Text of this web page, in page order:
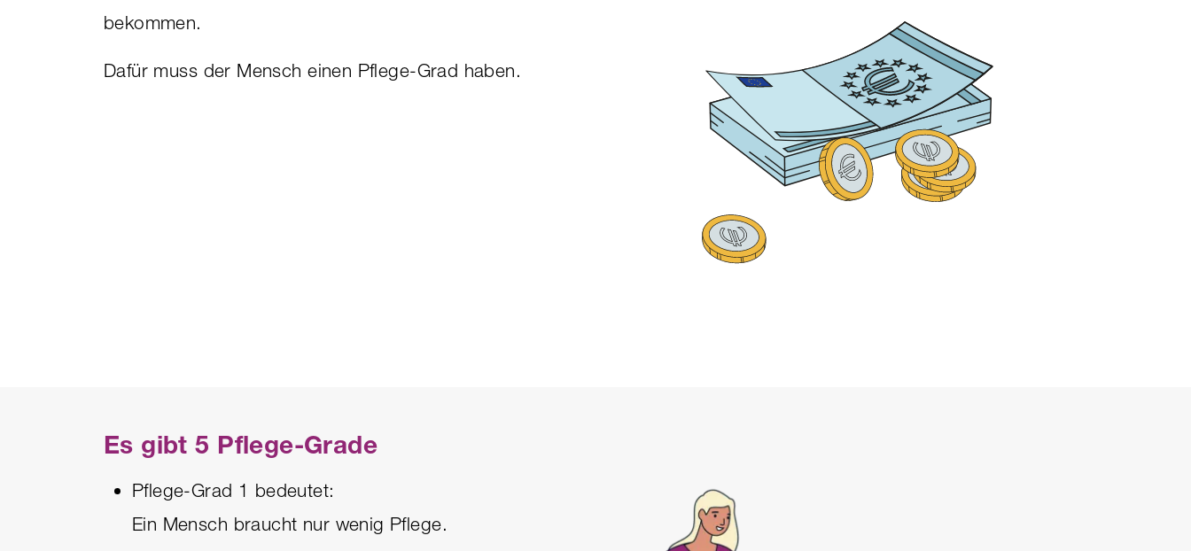
bekommen.
Dafür muss der Mensch einen Pflege-Grad haben.
Es gibt 5 Pflege-Grade
Pflege-Grad 1 bedeutet:
Ein Mensch braucht nur wenig Pflege.